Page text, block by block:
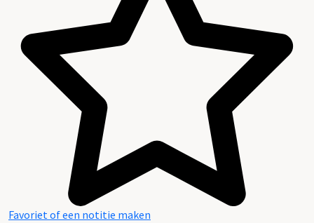
Favoriet of een notitie maken